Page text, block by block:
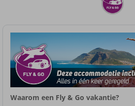
Waarom een Fly & Go vakantie?